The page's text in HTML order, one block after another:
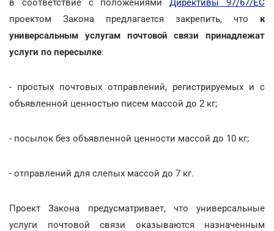
в соответствие с положениямиДирективы 97/67/ЕС
проектом Закона предлагается закрепить, что к
универсальным услугам почтовой связи принадлежат
услуги по пересылке:
- простых почтовых отправлений, регистрируемых и с
объявленной ценностью писем массой до 2 кг;
- посылок без объявленной ценности массой до 10 кг;
- отправлений для слепых массой до 7 кг.
Проект Закона предусматривает, что универсальные
услуги почтовой связи оказываются назначенным